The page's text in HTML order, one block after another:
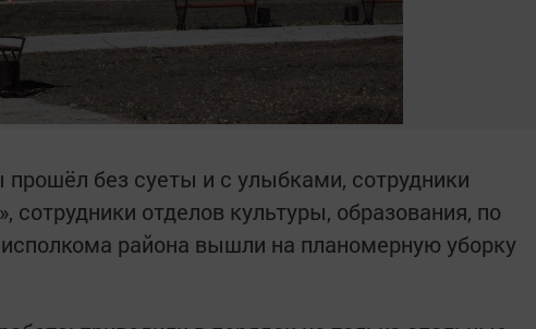
без суеты и с улыбками, сотрудники
сотрудники отделов культуры, образования, по
района вышли на планомерную уборку